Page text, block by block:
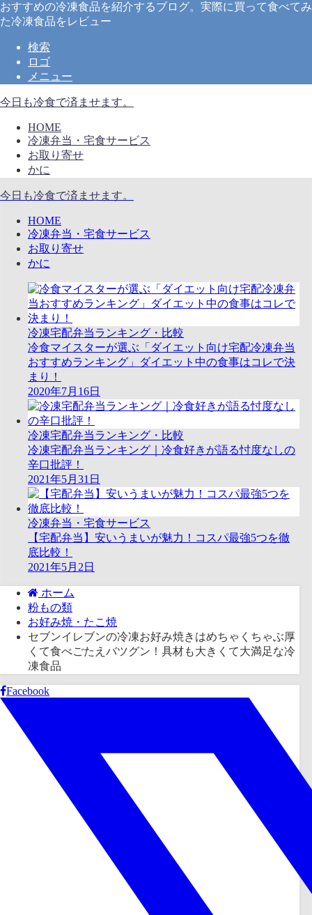
おすすめの冷凍食品を紹介するブログ。実際に買って食べてみ
た冷凍食品をレビュー
検索
ロゴ
メニュー
今日も冷食で済ませます。
HOME
冷凍弁当・宅食サービス
お取り寄せ
かに
今日も冷食で済ませます。
HOME
冷凍弁当・宅食サービス
お取り寄せ
かに
冷凍宅配弁当ランキング・比較
冷食マイスターが選ぶ「ダイエット向け宅配冷凍弁当
おすすめランキング」ダイエット中の食事はコレで決
まり！
2020年7月16日
冷凍宅配弁当ランキング・比較
冷凍宅配弁当ランキング｜冷食好きが語る忖度なしの
辛口批評！
2021年5月31日
冷凍弁当・宅食サービス
【宅配弁当】安いうまいが魅力！コスパ最強5つを徹
底比較！
2021年5月2日
ホーム
粉もの類
お好み焼・たこ焼
セブンイレブンの冷凍お好み焼きはめちゃくちゃぶ厚
くて食べごたえバツグン！具材も大きくて大満足な冷
凍食品
Facebook